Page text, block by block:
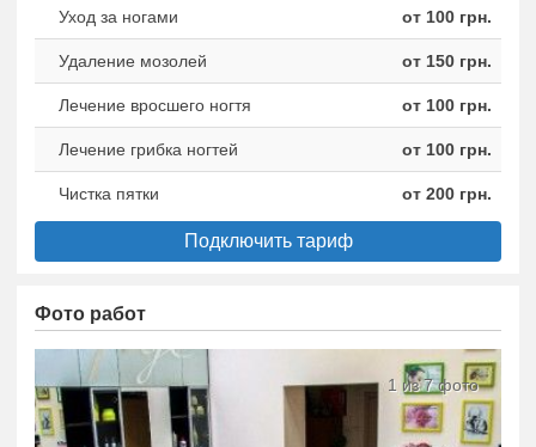
Уход за ногами от 100 грн.
Удаление мозолей от 150 грн.
Лечение вросшего ногтя от 100 грн.
Лечение грибка ногтей от 100 грн.
Чистка пятки от 200 грн.
Подключить тариф
Фото работ
1 из 7 фото